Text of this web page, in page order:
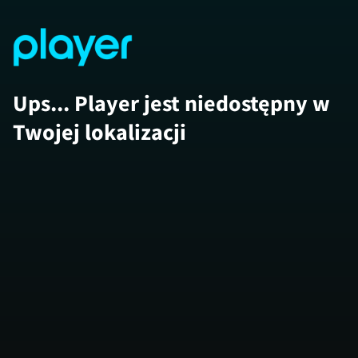
Ups... Player jest niedostępny w
Twojej lokalizacji